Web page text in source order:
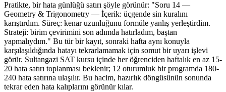
Pratikte, bir hata günlüğü satırı şöyle görünür: "Soru 14 —
Geometry & Trigonometry — İçerik: üçgende sin kuralını
karıştırdım. Süreç: kenar uzunluğunu formüle yanlış yerleştirdim.
Strateji: birim çevirimini son adımda hatırladım, baştan
yapmalıydım." Bu tür bir kayıt, sonraki hafta aynı konuyla
karşılaşıldığında hatayı tekrarlamamak için somut bir uyarı işlevi
görür. Sultangazi SAT kursu içinde her öğrenciden haftalık en az 15-
20 hata satırı toplanması beklenir; 12 oturumluk bir programda 180-
240 hata satırına ulaşılır. Bu hacim, hazırlık döngüsünün sonunda
tekrar eden hata kalıplarını görünür kılar.